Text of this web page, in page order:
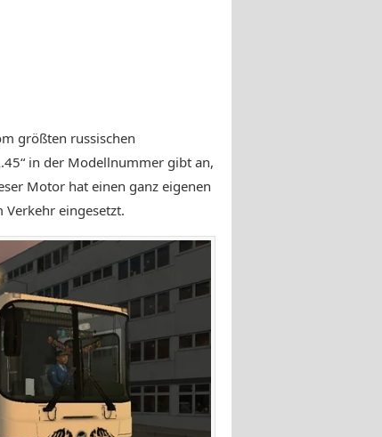
größten russischen
in der Modellnummer gibt an,
Motor hat einen ganz eigenen
eingesetzt.